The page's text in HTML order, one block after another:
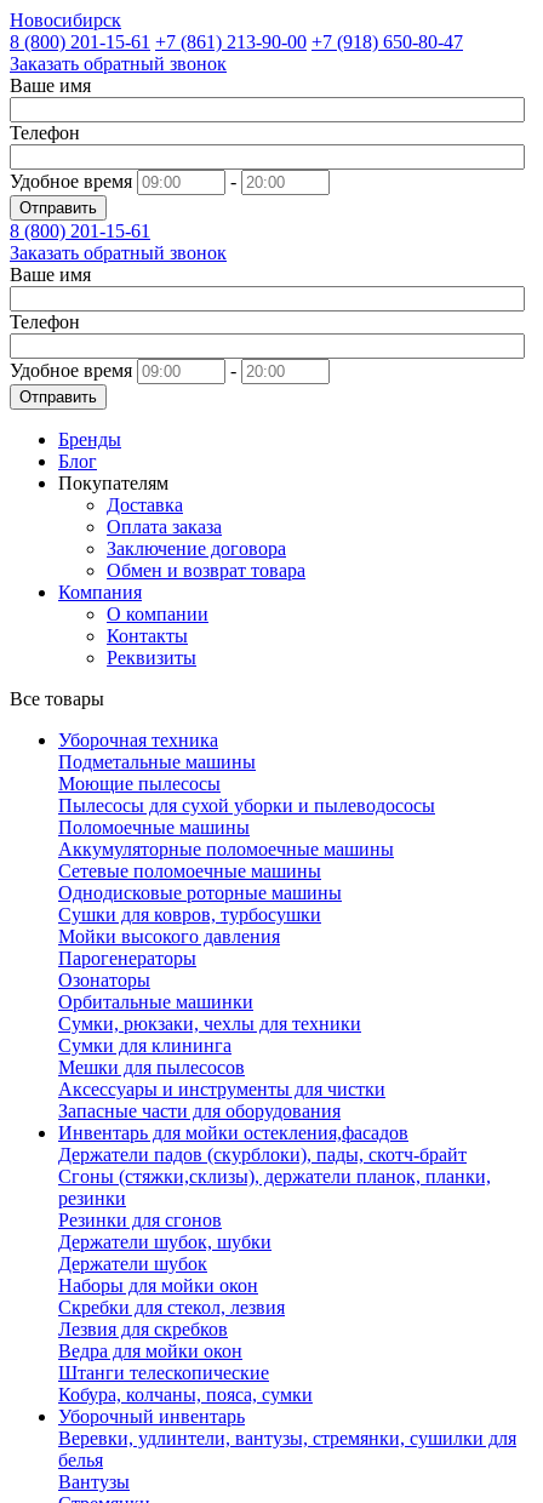
Новосибирск
8 (800) 201-15-61 +7 (861) 213-90-00 +7 (918) 650-80-47
Заказать обратный звонок
Ваше имя
Телефон
Удобное время -
Отправить
8 (800) 201-15-61
Заказать обратный звонок
Ваше имя
Телефон
Удобное время -
Отправить
Бренды
Блог
Покупателям
Доставка
Оплата заказа
Заключение договора
Обмен и возврат товара
Компания
О компании
Контакты
Реквизиты
Все товары
Уборочная техника
Подметальные машины
Моющие пылесосы
Пылесосы для сухой уборки и пылеводососы
Поломоечные машины
Аккумуляторные поломоечные машины
Сетевые поломоечные машины
Однодисковые роторные машины
Сушки для ковров, турбосушки
Мойки высокого давления
Парогенераторы
Озонаторы
Орбитальные машинки
Сумки, рюкзаки, чехлы для техники
Сумки для клининга
Мешки для пылесосов
Аксессуары и инструменты для чистки
Запасные части для оборудования
Инвентарь для мойки остекления,фасадов
Держатели падов (скурблоки), пады, скотч-брайт
Сгоны (стяжки,склизы), держатели планок, планки,
резинки
Резинки для сгонов
Держатели шубок, шубки
Держатели шубок
Наборы для мойки окон
Скребки для стекол, лезвия
Лезвия для скребков
Ведра для мойки окон
Штанги телескопические
Кобура, колчаны, пояса, сумки
Уборочный инвентарь
Веревки, удлинтели, вантузы, стремянки, сушилки для
белья
Вантузы